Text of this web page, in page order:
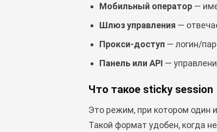
Мобильный оператор —
Шлюз управления —
Прокси-доступ — логин/
Панель или API —
Что такое sticky session
Это режим, при котором один
Такой формат удобен, когда